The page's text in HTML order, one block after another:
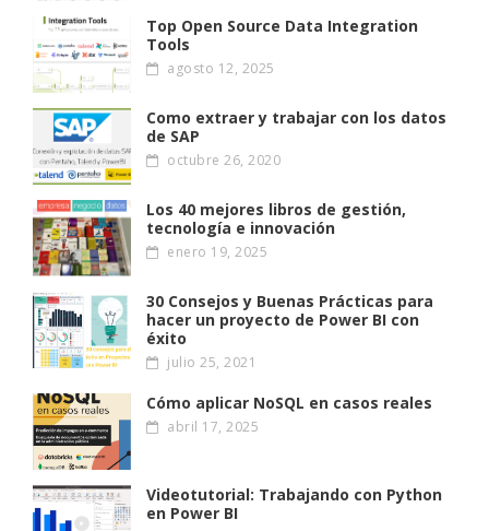
Top Open Source Data Integration
Tools
agosto 12, 2025
Como extraer y trabajar con los datos
de SAP
octubre 26, 2020
Los 40 mejores libros de gestión,
tecnología e innovación
enero 19, 2025
30 Consejos y Buenas Prácticas para
hacer un proyecto de Power BI con
éxito
julio 25, 2021
Cómo aplicar NoSQL en casos reales
abril 17, 2025
Videotutorial: Trabajando con Python
en Power BI